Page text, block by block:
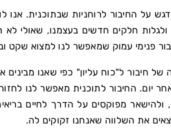
על החיבור לרוחניות שבתוכנית. אנו
חלקים חדשים בעצמנו, שאולי לא
פנימי עמוק שמאפשר לנו למצוא שקט
חיבור ל"כוח עליון" כפי שאנו מבינים
יום. החיבור לתוכנית מאפשר לנו
ולהישאר מפוקסים על הדרך לחיים
את השלווה שאנחנו זקוקים לה.